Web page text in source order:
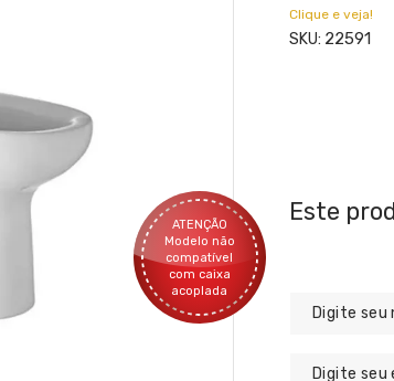
ATENÇÃO
Modelo não
compatível
com caixa
acoplada
Clique e veja!
SKU: 22591